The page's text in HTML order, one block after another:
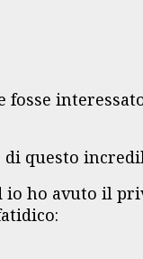
fosse
questo
io ho avuto il